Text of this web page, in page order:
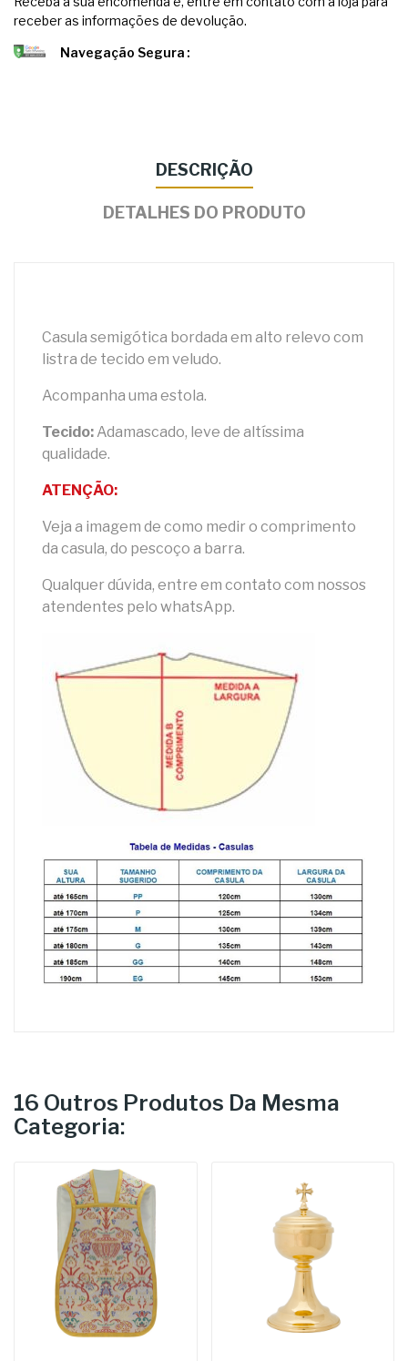
receber as informações de devolução.
Navegação Segura
DESCRIÇÃO
DETALHES DO PRODUTO
Casula semigótica bordada em alto relevo com
listra de tecido em veludo.
Acompanha uma estola.
Tecido: Adamascado, leve de altíssima
qualidade.
ATENÇÃO:
Veja a imagem de como medir o comprimento
da casula, do pescoço a barra.
Qualquer dúvida, entre em contato com nossos
atendentes pelo whatsApp.
16 Outros Produtos Da Mesma
Categoria: